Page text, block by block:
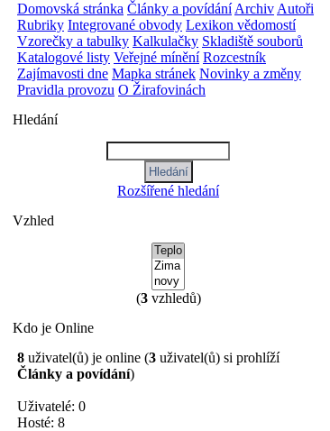
Domovská stránka Články a povídání Archiv Autoři
Rubriky Integrované obvody Lexikon vědomostí
Vzorečky a tabulky Kalkulačky Skladiště souborů
Katalogové listy Veřejné mínění Rozcestník
Zajímavosti dne Mapka stránek Novinky a změny
Pravidla provozu O Žirafovinách
Hledání
Rozšířené hledání
Vzhled
(3vzhledů)
Kdo je Online
8 uživatel(ů) je online (3 uživatel(ů) si prohlíží
Články a povídání)
Uživatelé: 0
Hosté: 8